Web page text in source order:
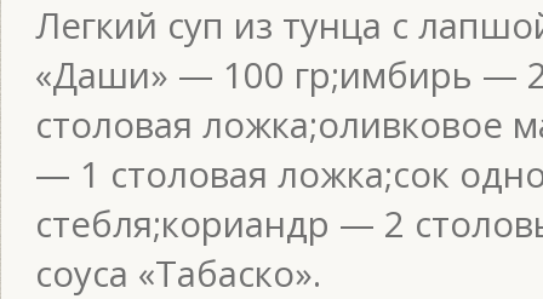
Легкий суп из тунца с
«Даши» — 100 гр;имбирь —
столовая ложка;оливковое
— 1 столовая ложка;сок
стебля;кориандр — 2
соуса «Табаско».